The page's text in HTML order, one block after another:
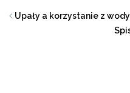
Upały a korzystanie z wody